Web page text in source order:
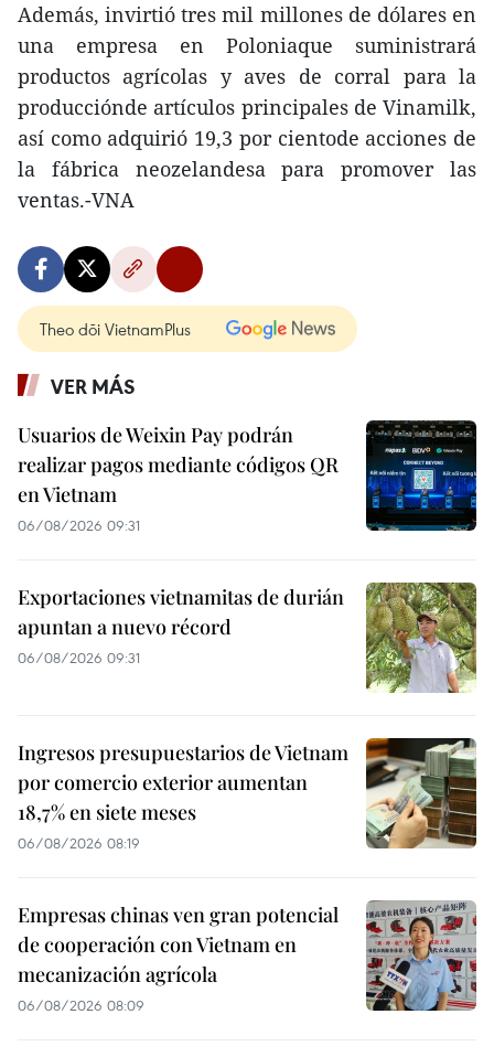
Además, invirtió tres mil millones de dólares en
una empresa en Poloniaque suministrará
productos agrícolas y aves de corral para la
producciónde artículos principales de Vinamilk,
así como adquirió 19,3 por cientode acciones de
la fábrica neozelandesa para promover las
ventas.-VNA
Theo dõi VietnamPlus
VER MÁS
Usuarios de Weixin Pay podrán
realizar pagos mediante códigos QR
en Vietnam
06/08/2026 09:31
Exportaciones vietnamitas de durián
apuntan a nuevo récord
06/08/2026 09:31
Ingresos presupuestarios de Vietnam
por comercio exterior aumentan
18,7% en siete meses
06/08/2026 08:19
Empresas chinas ven gran potencial
de cooperación con Vietnam en
mecanización agrícola
06/08/2026 08:09